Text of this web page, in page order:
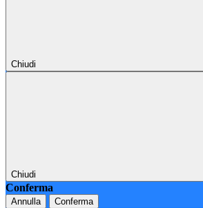
Chiudi
Chiudi
Conferma
Annulla Conferma